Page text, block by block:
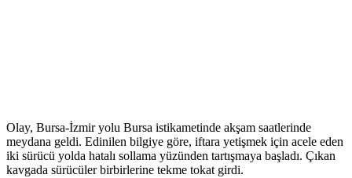
Olay, Bursa-İzmir yolu Bursa istikametinde akşam saatlerinde
meydana geldi. Edinilen bilgiye göre, iftara yetişmek için acele eden
iki sürücü yolda hatalı sollama yüzünden tartışmaya başladı. Çıkan
kavgada sürücüler birbirlerine tekme tokat girdi.